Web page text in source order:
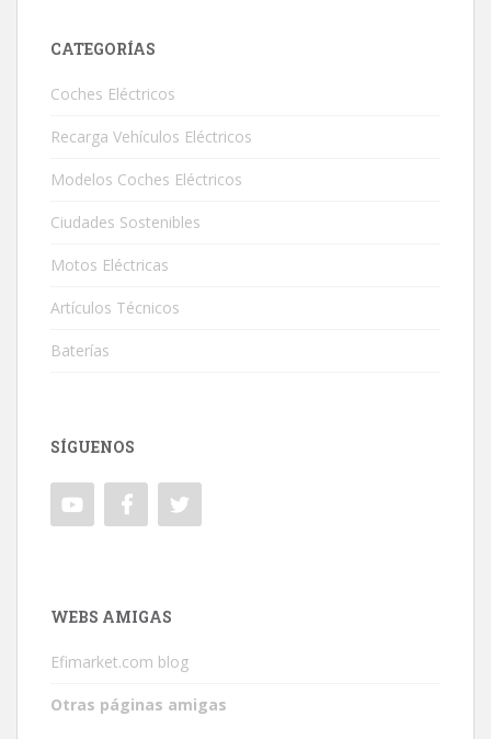
CATEGORÍAS
Coches Eléctricos
Recarga Vehículos Eléctricos
Modelos Coches Eléctricos
Ciudades Sostenibles
Motos Eléctricas
Artículos Técnicos
Baterías
SÍGUENOS
WEBS AMIGAS
Efimarket.com blog
Otras páginas amigas